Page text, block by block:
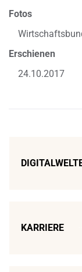
Fotos
Erschienen
24.10.2017
KARRIERE